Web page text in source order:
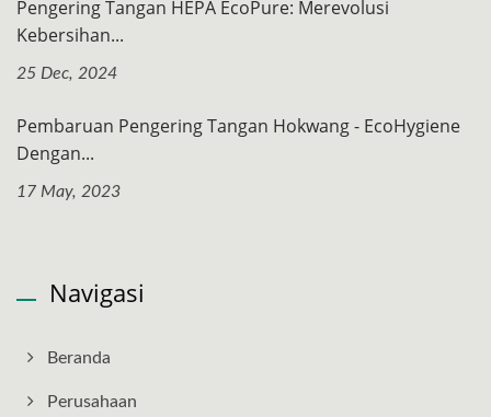
Pengering Tangan HEPA EcoPure: Merevolusi
Kebersihan...
25 Dec, 2024
Pembaruan Pengering Tangan Hokwang - EcoHygiene
Dengan...
17 May, 2023
Navigasi
Beranda
Perusahaan